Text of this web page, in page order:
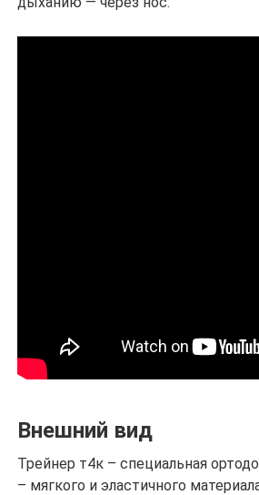
Внешний вид
Трейнер т4к – специальная
– мягкого и эластичного